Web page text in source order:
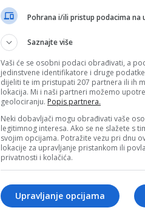
Pohrana i/ili pristup podacima na
Saznajte više
Vaši će se osobni podaci obrađivati, a
jedinstvene identifikatore i druge
dijeliti te im pristupati 207 partnera ili ih
lokacija. Mi i naši partneri možemo
geolociranju. Popis partnera.
Neki dobavljači mogu obrađivati vaše
legitimnog interesa. Ako se ne slažete s
svojim opcijama. Potražite vezu pri dnu
lokacije za upravljanje pristankom ili
privatnosti i kolačića.
Upravljanje opcijama